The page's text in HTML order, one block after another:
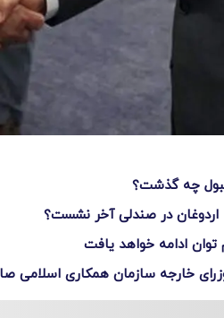
چه گذشت؟
توان ادامه خواهد یافت
خارجه سازمان همکاری اسلامی